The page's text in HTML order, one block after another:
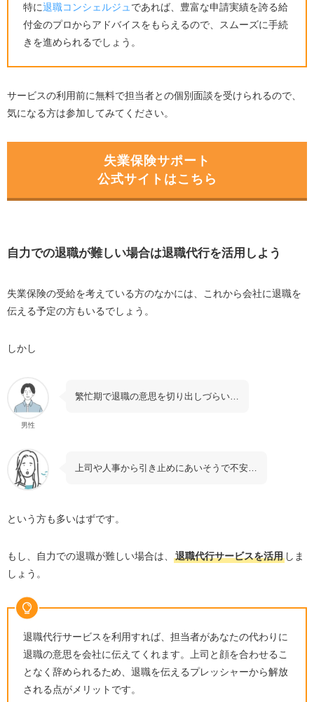
特に退職コンシェルジュ であれば、豊富な申請実績を誇る給
付金のプロからアドバイスをもらえるので、スムーズに手続
きを進められるでしょう。
サービスの利用前に無料で担当者との個別面談を受けられるので、
気になる方は参加してみてください。
失業保険サポート
公式サイトはこちら
自力での退職が難しい場合は退職代行を活用しよう
失業保険の受給を考えている方のなかには、これから会社に退職を
伝える予定の方もいるでしょう。
しかし
男性
繁忙期で退職の意思を切り出しづらい…
上司や人事から引き止めにあいそうで不安…
という方も多いはずです。
もし、自力での退職が難しい場合は、 退職代行サービスを活用しま
しょう。
退職代行サービスを利用すれば、担当者があなたの代わりに
退職の意思を会社に伝えてくれます。上司と顔を合わせるこ
となく辞められるため、退職を伝えるプレッシャーから解放
される点がメリットです。